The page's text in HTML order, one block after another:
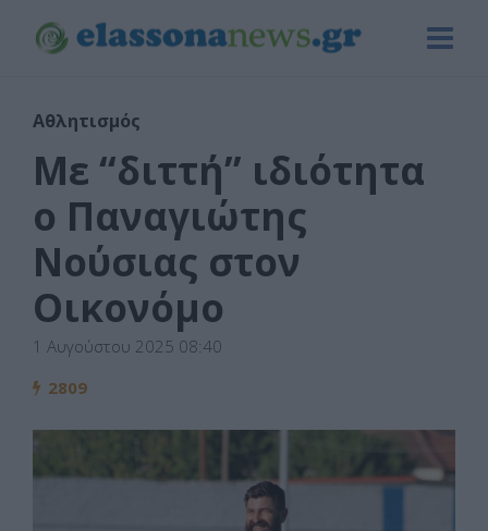
Αθλητισμός
Με “διττή” ιδιότητα
ο Παναγιώτης
Νούσιας στον
Οικονόμο
1 Αυγούστου 2025 08:40
2809